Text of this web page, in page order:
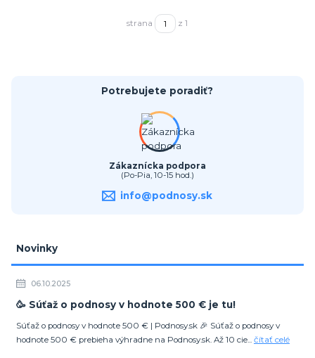
strana z 1
Potrebujete poradiť?
Zákaznícka podpora
(Po-Pia, 10-15 hod.)
info@podnosy.sk
Novinky
06.10.2025
🥳 Súťaž o podnosy v hodnote 500 € je tu!
Súťaž o podnosy v hodnote 500 € | Podnosy.sk 🎉 Súťaž o podnosy v
hodnote 500 € prebieha výhradne na Podnosy.sk. Až 10 cie... čítať celé